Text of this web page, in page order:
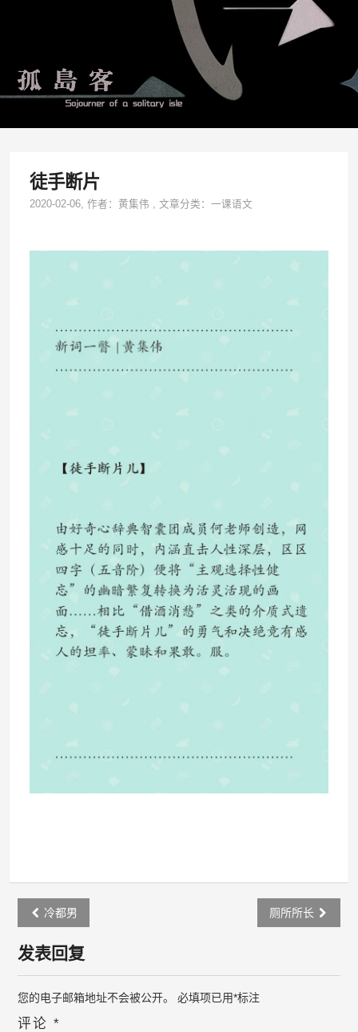
徒手断片
2020-02-06, 作者：黄集伟 ,文章分类：一课语文
Post
navigation
冷都男 厕所所长
发表回复
您的电子邮箱地址不会被公开。 必填项已用*标注
评论*